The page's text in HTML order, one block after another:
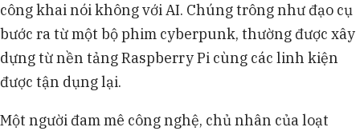
và dữ liệu cá nhân trước các tập đoàn công nghệ
lớn.
công khai nói không với AI. Chúng trông như đạo cụ
bước ra từ một bộ phim cyberpunk, thường được xây
dựng từ nền tảng Raspberry Pi cùng các linh kiện
được tận dụng lại.
Một người đam mê công nghệ, chủ nhân của loạt